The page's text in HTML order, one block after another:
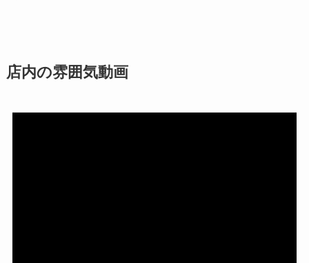
店内の雰囲気動画